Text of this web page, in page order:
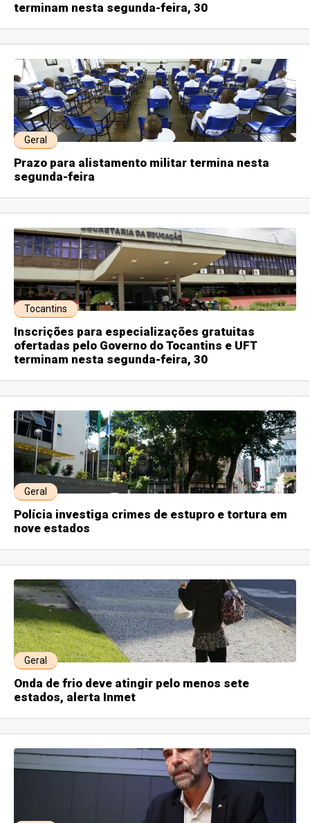
terminam nesta segunda-feira, 30
Geral
Prazo para alistamento militar termina nesta
segunda-feira
Tocantins
Inscrições para especializações gratuitas
ofertadas pelo Governo do Tocantins e UFT
terminam nesta segunda-feira, 30
Geral
Polícia investiga crimes de estupro e tortura em
nove estados
Geral
Onda de frio deve atingir pelo menos sete
estados, alerta Inmet